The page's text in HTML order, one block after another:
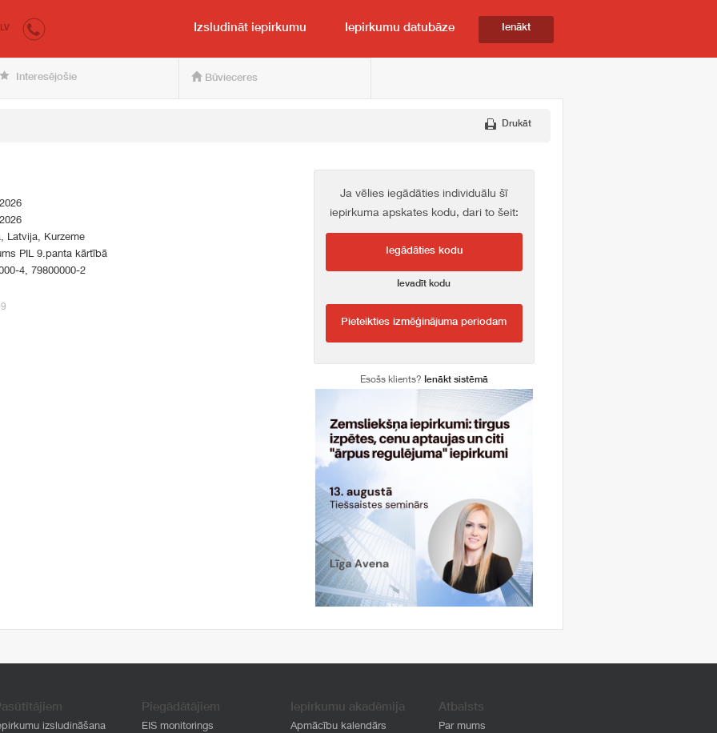
pircējam un pārdevējam
LV Izsludināt iepirkumu Iepirkumu datubāze Ienākt
Interesējošie Būvieceres
Drukāt
Latvija, Kurzeme
PIL 9.panta kārtībā
4, 79800000-2
Ja vēlies iegādāties individuālu šī
iepirkuma apskates kodu, dari to šeit:
Iegādāties kodu
Ievadīt kodu
Pieteikties izmēģinājuma periodam
Esošs klients? Ienākt sistēmā
izsludināšana
Piegādātājiem
EIS monitorings
Iepirkumu akadēmija
Apmācību kalendārs
Atbalsts
Par mums